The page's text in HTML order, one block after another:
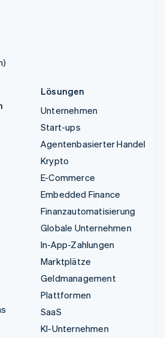
Lösungen
Unternehmen
Start-ups
Agentenbasierter Handel
Krypto
E-Commerce
Embedded Finance
Finanzautomatisierung
Globale Unternehmen
In-App-Zahlungen
Marktplätze
Geldmanagement
Plattformen
SaaS
KI-Unternehmen